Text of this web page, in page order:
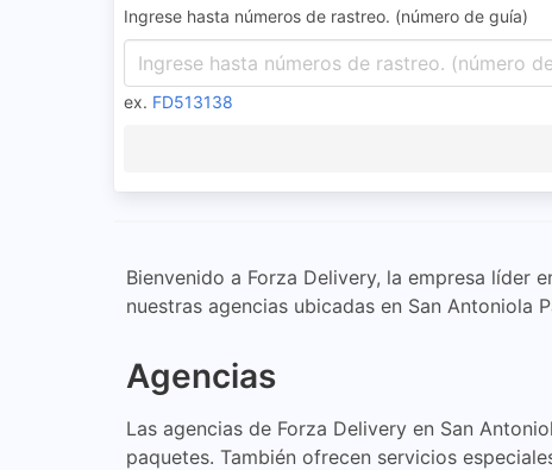
Ingrese hasta números de rastreo. (número de guía)
ex. FD513138
Bienvenido a Forza Delivery, la empresa líder
nuestras agencias ubicadas en San Antoniola
Agencias
Las agencias de Forza Delivery en San
paquetes. También ofrecen servicios